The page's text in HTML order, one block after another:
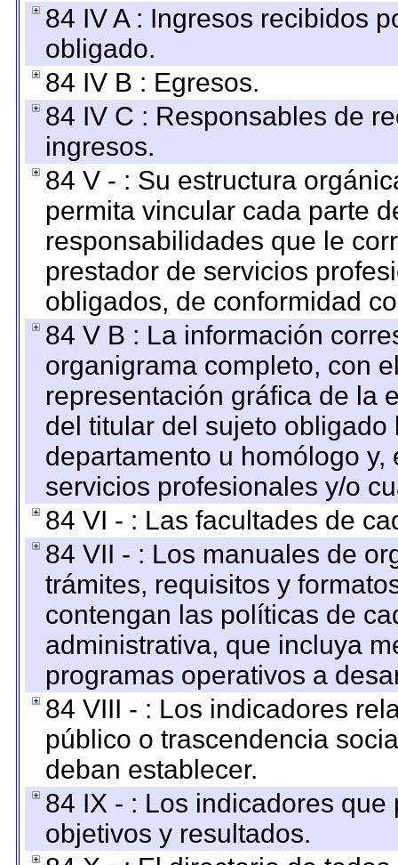
84 IV A : Ingresos recibidos
obligado.
84 IV B : Egresos.
84 IV C : Responsables de
ingresos.
84 V - : Su estructura
permita vincular cada parte
responsabilidades que le
prestador de servicios
obligados, de conformidad
84 V B : La información
organigrama completo, con
representación gráfica de la
del titular del sujeto
departamento u homólogo
servicios profesionales y/o
84 VI - : Las facultades de
84 VII - : Los manuales de
trámites, requisitos y
contengan las políticas de
administrativa, que incluya
programas operativos a
84 VIII - : Los indicadores
público o trascendencia
deban establecer.
84 IX - : Los indicadores
objetivos y resultados.